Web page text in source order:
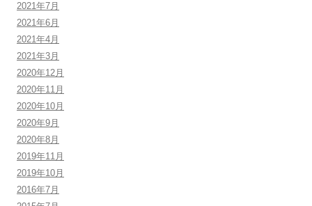
2021年7月
2021年6月
2021年4月
2021年3月
2020年12月
2020年11月
2020年10月
2020年9月
2020年8月
2019年11月
2019年10月
2016年7月